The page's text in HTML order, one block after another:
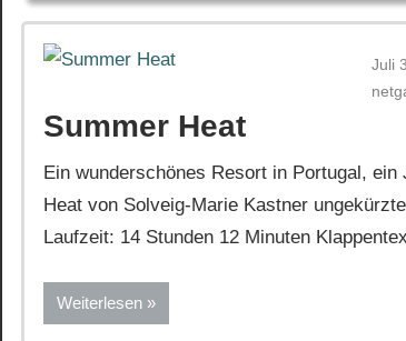
Juli
Summer Heat
Ein wunderschönes Resort in Portugal,
Heat von Solveig-Marie Kastner
Laufzeit: 14 Stunden 12 Minuten
Weiterlesen